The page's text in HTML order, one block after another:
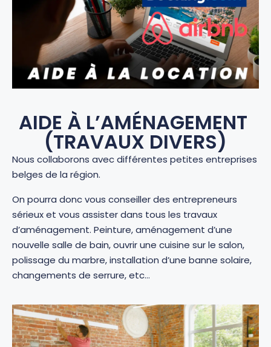
AIDE À L’AMÉNAGEMENT
(TRAVAUX DIVERS)
Nous collaborons avec différentes petites entreprises
belges de la région.
On pourra donc vous conseiller des entrepreneurs
sérieux et vous assister dans tous les travaux
d’aménagement. Peinture, aménagement d’une
nouvelle salle de bain, ouvrir une cuisine sur le salon,
polissage du marbre, installation d’une banne solaire,
changements de serrure, etc…